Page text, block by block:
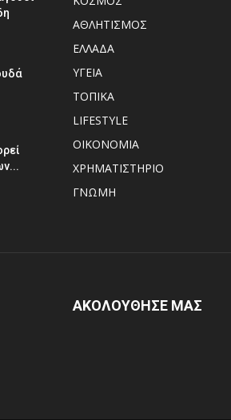
ΑΘΛΗΤΙΣΜΟΣ
ΕΛΛΑΔΑ
ΥΓΕΙΑ
ΤΟΠΙΚΑ
LIFESTYLE
ΟΙΚΟΝΟΜΙΑ
ΧΡΗΜΑΤΙΣΤΗΡΙΟ
ΓΝΩΜΗ
ΑΚΟΛΟΥΘΗΣΕ ΜΑΣ